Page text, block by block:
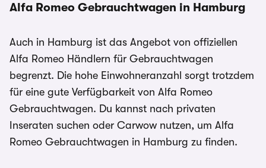
Alfa Romeo Gebrauchtwagen in Hamburg
Auch in Hamburg ist das Angebot von offiziellen
Alfa Romeo Händlern für Gebrauchtwagen
begrenzt. Die hohe Einwohneranzahl sorgt trotzdem
für eine gute Verfügbarkeit von Alfa Romeo
Gebrauchtwagen. Du kannst nach privaten
Inseraten suchen oder Carwow nutzen, um Alfa
Romeo Gebrauchtwagen in Hamburg zu finden.